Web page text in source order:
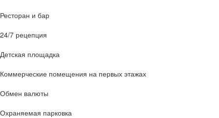
Ресторан и бар
24/7 рецепция
Детская площадка
Коммерческие помещения на первых этажах
Обмен валюты
Охраняемая парковка